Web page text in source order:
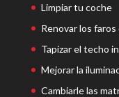
Limpiar tu coche
Renovar los
Tapizar el techo
Mejorar la
Cambiarle las